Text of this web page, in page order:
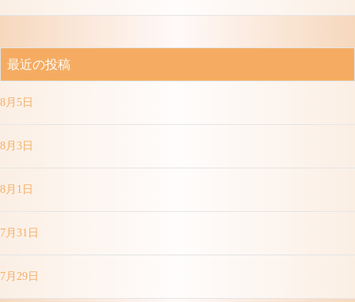
最近の投稿
8月5日
8月3日
8月1日
7月31日
7月29日